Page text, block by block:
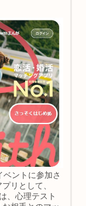
ベントに参加さ
リとして、
、心理テスト